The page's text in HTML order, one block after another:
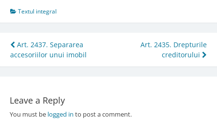
Textul integral
Post
navigation
Art. 2437. Separarea
accesoriilor unui imobil
Art. 2435. Drepturile
creditorului
Leave a Reply
You must be logged in to post a comment.